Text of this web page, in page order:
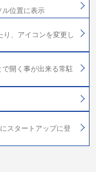
ル位置に表示
り、アイコンを変更し
開く事が出来る常駐
スタートアップに登